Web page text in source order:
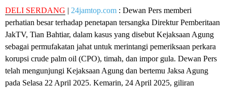
DELI SERDANG | 24jamtop.com : Dewan Pers memberi
perhatian besar terhadap penetapan tersangka Direktur Pemberitaan
JakTV, Tian Bahtiar, dalam kasus yang disebut Kejaksaan Agung
sebagai permufakatan jahat untuk merintangi pemeriksaan perkara
korupsi crude palm oil (CPO), timah, dan impor gula. Dewan Pers
telah mengunjungi Kejaksaan Agung dan bertemu Jaksa Agung
pada Selasa 22 April 2025. Kemarin, 24 April 2025, giliran